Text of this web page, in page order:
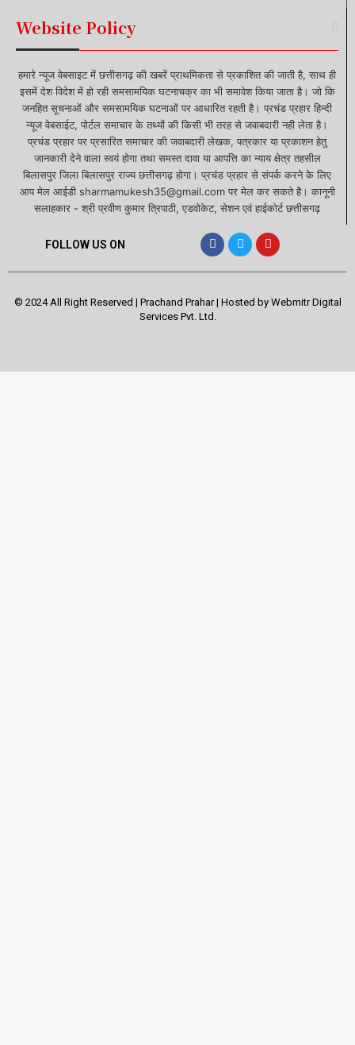
Website Policy
हमारे न्यूज वेबसाइट में छत्तीसगढ़ की खबरें प्राथमिकता से प्रकाशित की जाती है, साथ ही
इसमें देश विदेश में हो रही समसामयिक घटनाचक्र का भी समावेश किया जाता है। जो कि
जनहित सूचनाओं और समसामयिक घटनाओं पर आधारित रहती है। प्रचंड प्रहार हिन्दी
न्यूज वेबसाईट, पोर्टल समाचार के तथ्यों की किसी भी तरह से जवाबदारी नही लेता है।
प्रचंड प्रहार पर प्रसारित समाचार की जवाबदारी लेखक, पत्रकार या प्रकाशन हेतु
जानकारी देने वाला स्वयं होगा तथा समस्त दावा या आपत्ति का न्याय क्षेत्र तहसील
बिलासपुर जिला बिलासपुर राज्य छत्तीसगढ़ होगा। प्रचंड प्रहार से संपर्क करने के लिए
आप मेल आईडी sharmamukesh35@gmail.com पर मेल कर सकते है। कानूनी
सलाहकार - श्री प्रवीण कुमार त्रिपाठी, एडवोकेट, सेशन एवं हाईकोर्ट छत्तीसगढ़
FOLLOW US ON
© 2024 All Right Reserved | Prachand Prahar | Hosted by Webmitr Digital
Services Pvt. Ltd.